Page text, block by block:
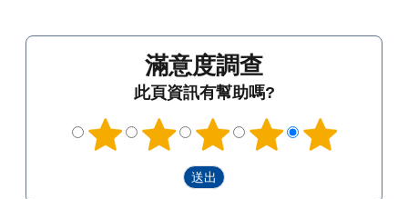
滿意度調查
此頁資訊有幫助嗎?